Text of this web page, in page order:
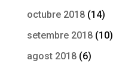
octubre 2018(14)
setembre 2018(10)
agost 2018(6)